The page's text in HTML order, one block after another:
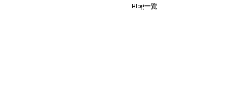
Blog一覽